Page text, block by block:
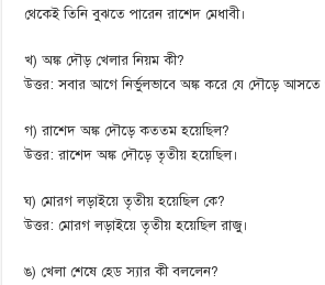
থেকেই তিনি বুঝতে পারেন রাশেদ মেধাবী।
খ) অঙ্ক দৌড় খেলার নিয়ম কী?
উত্তর: সবার আগে নির্ভুলভাবে অঙ্ক করে যে দৌড়ে আসতে
গ) রাশেদ অঙ্ক দৌড়ে কততম হয়েছিল?
উত্তর: রাশেদ অঙ্ক দৌড়ে তৃতীয় হয়েছিল।
ঘ) মোরগ লড়াইয়ে তৃতীয় হয়েছিল কে?
উত্তর: মোরগ লড়াইয়ে তৃতীয় হয়েছিল রাজু।
ঙ) খেলা শেষে হেড স্যার কী বললেন?